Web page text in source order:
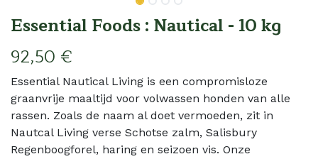
Essential Foods : Nautical - 10 kg
92,50 €
Essential Nautical Living is een compromisloze
graanvrije maaltijd voor volwassen honden van alle
rassen. Zoals de naam al doet vermoeden, zit in
Nautcal Living verse Schotse zalm, Salisbury
Regenboogforel, haring en seizoen vis. Onze